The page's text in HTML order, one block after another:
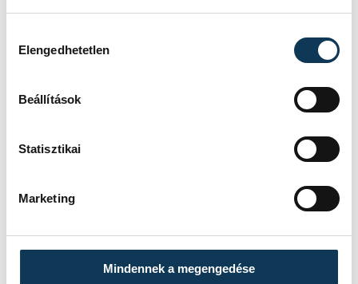
Elengedhetetlen
Beállítások
Statisztikai
Marketing
Mindennek a megengedése